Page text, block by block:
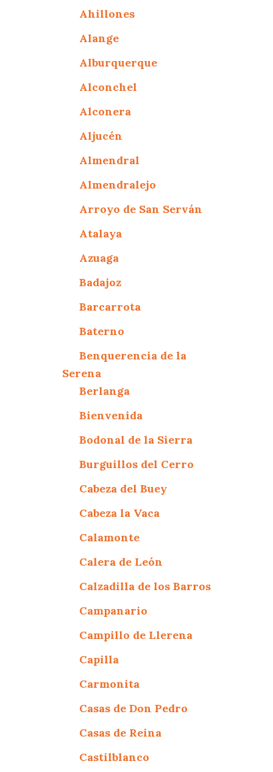
Ahillones
Alange
Alburquerque
Alconchel
Alconera
Aljucén
Almendral
Almendralejo
Arroyo de San Serván
Atalaya
Azuaga
Badajoz
Barcarrota
Baterno
Benquerencia de la
Serena
Berlanga
Bienvenida
Bodonal de la Sierra
Burguillos del Cerro
Cabeza del Buey
Cabeza la Vaca
Calamonte
Calera de León
Calzadilla de los Barros
Campanario
Campillo de Llerena
Capilla
Carmonita
Casas de Don Pedro
Casas de Reina
Castilblanco